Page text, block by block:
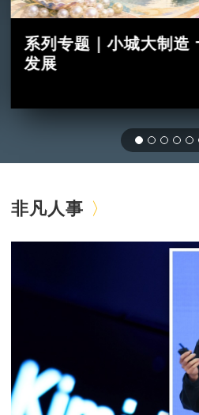
系列专题｜小城大制造
发展
非凡人事